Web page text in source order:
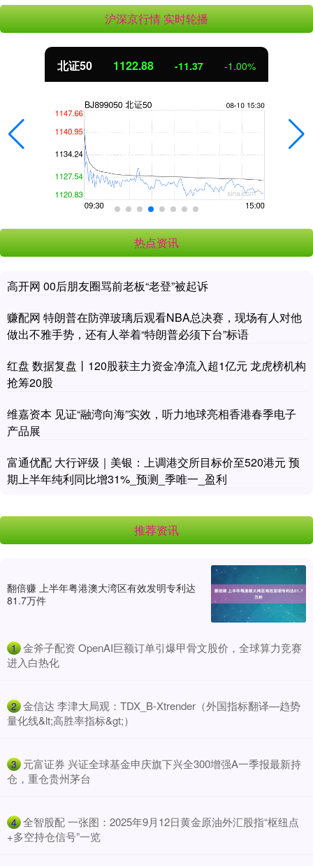
沪深京行情 实时轮播
北证50 1122.88 -11.37 -1.00%
热点资讯
高开网 00后朋友圈骂前老板“老登”被起诉
赚配网 特朗普在防弹玻璃后观看NBA总决赛，现场有人对他
做出不雅手势，还有人举着“特朗普必须下台”标语
红盘 数据复盘丨120股获主力资金净流入超1亿元 龙虎榜机构
抢筹20股
维嘉资本 见证“融湾向海”实效，听力地球亮相香港春季电子
产品展
富通优配 大行评级｜美银：上调港交所目标价至520港元 预
期上半年纯利同比增31%_预测_季唯一_盈利
推荐资讯
翻倍赚 上半年粤港澳大湾区有效发明专利达
81.7万件
1 ​金斧子配资 OpenAI巨额订单引爆甲骨文股价，全球算力竞赛
进入白热化
2 ​金信达 李津大局观：TDX_B-Xtrender（外国指标翻译—趋势
量化线&lt;高胜率指标&gt;）
3 ​元富证券 兴证全球基金申庆旗下兴全300增强A一季报最新持
仓，重仓贵州茅台
4 ​全智股配 一张图：2025年9月12日黄金原油外汇股指“枢纽点
+多空持仓信号”一览